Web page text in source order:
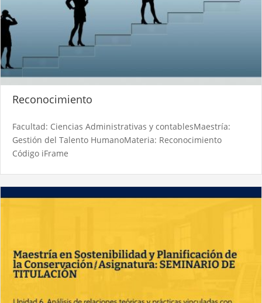
Reconocimiento
Facultad: Ciencias Administrativas y contablesMaestría:
Gestión del Talento HumanoMateria: Reconocimiento
Código iFrame